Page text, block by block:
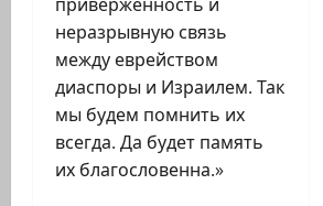
неразрывную связь
между еврейством
диаспоры и Израилем. Так
мы будем помнить их
всегда. Да будет память
их благословенна.»